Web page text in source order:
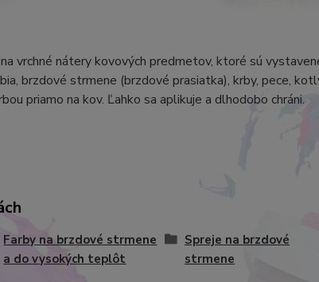
vrchné nátery kovových predmetov, ktoré sú
brzdové strmene (brzdové prasiatka), krby, pece,
priamo na kov. Ľahko sa aplikuje a dlhodobo chráni.
Farby na brzdové strmene
a do vysokých teplôt
Spreje na brzdové
strmene